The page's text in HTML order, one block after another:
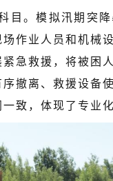
目。模拟汛期突
作业人员和机械
急救援，将被困
撤离、救援设备
致，体现了专业